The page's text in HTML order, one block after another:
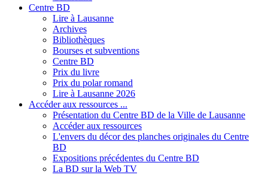
Centre BD
Lire à Lausanne
Archives
Bibliothèques
Bourses et subventions
Centre BD
Prix du livre
Prix du polar romand
Lire à Lausanne 2026
Accéder aux ressources ...
Présentation du Centre BD de la Ville de Lausanne
Accéder aux ressources
L'envers du décor des planches originales du Centre
BD
Expositions précédentes du Centre BD
La BD sur la Web TV